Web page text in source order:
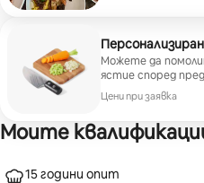
Можете да
ястие според
Цени при заявка
Моите
15 години опит